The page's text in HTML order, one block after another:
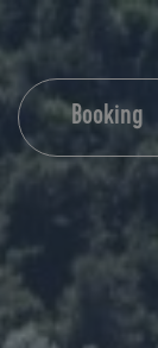
Booking